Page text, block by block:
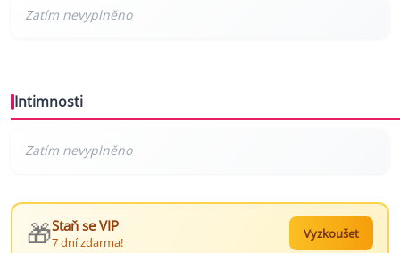
Intimnosti
🎁Staň se VIP
7 dní zdarma!
Vyzkoušet